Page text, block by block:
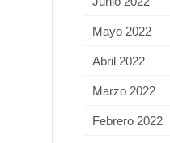
Mayo 2022
Abril 2022
Marzo 2022
Febrero 2022